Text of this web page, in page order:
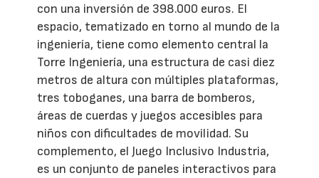
con una inversión de 398.000 euros. El
espacio, tematizado en torno al mundo de la
ingeniería, tiene como elemento central la
Torre Ingeniería, una estructura de casi diez
metros de altura con múltiples plataformas,
tres toboganes, una barra de bomberos,
áreas de cuerdas y juegos accesibles para
niños con dificultades de movilidad. Su
complemento, el Juego Inclusivo Industria,
es un conjunto de paneles interactivos para